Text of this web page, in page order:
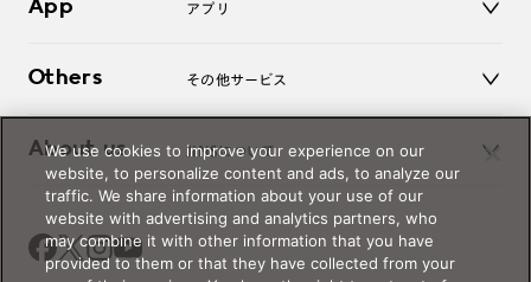
よくあるご質問
お問い合わせ
App アプリ
Others その他サービス
レンズ交換
オンラインギフト
価格案内
About us JINSについて
Magnify Life
会社概要
採用情報
We use cookies to improve your experience on our
website, to personalize content and ads, to analyze our
traffic. We share information about your use of our
website with advertising and analytics partners, who
may combine it with other information that you have
provided to them or that they have collected from your